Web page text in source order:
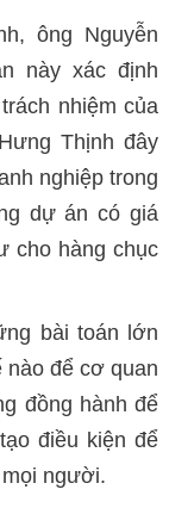
ông Nguyễn
này xác định
nhiệm của
Thịnh đây
nghiệp trong
dự án có giá
cho hàng chục
bài toán lớn
nào để cơ quan
đồng hành để
điều kiện để
người.